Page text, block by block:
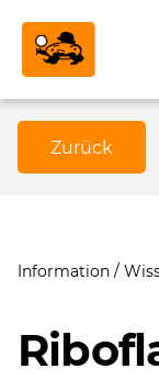
Zurück
Information /